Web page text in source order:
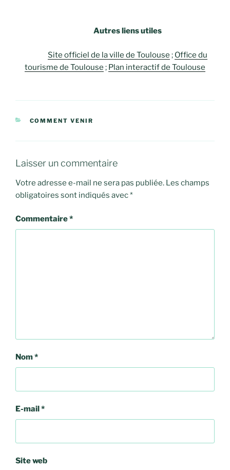
Autres liens utiles
Site officiel de la ville de Toulouse ; Office du
tourisme de Toulouse ; Plan interactif de Toulouse
CATÉGORIES
COMMENT VENIR
Laisser un commentaire
Votre adresse e-mail ne sera pas publiée. Les champs
obligatoires sont indiqués avec*
Commentaire*
Nom*
E-mail*
Site web